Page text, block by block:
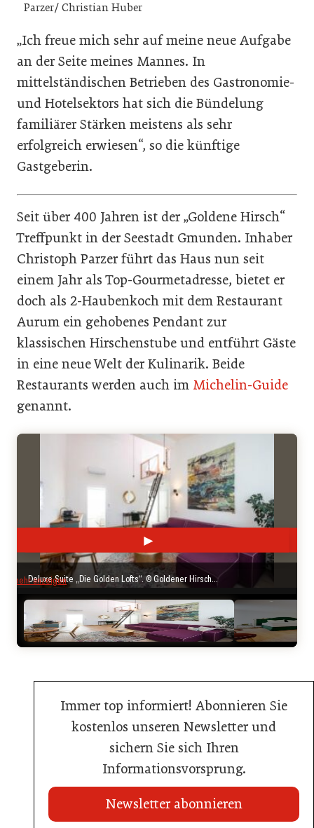
Parzer/ Christian Huber
„Ich freue mich sehr auf meine neue Aufgabe
an der Seite meines Mannes. In
mittelständischen Betrieben des Gastronomie-
und Hotelsektors hat sich die Bündelung
familiärer Stärken meistens als sehr
erfolgreich erwiesen“, so die künftige
Gastgeberin.
Seit über 400 Jahren ist der „Goldene Hirsch“
Treffpunkt in der Seestadt Gmunden. Inhaber
Christoph Parzer führt das Haus nun seit
einem Jahr als Top-Gourmetadresse, bietet er
doch als 2-Haubenkoch mit dem Restaurant
Aurum ein gehobenes Pendant zur
klassischen Hirschenstube und entführt Gäste
in eine neue Welt der Kulinarik. Beide
Restaurants werden auch im Michelin-Guide
genannt.
Deluxe Suite „Die Golden Lofts“. © Goldener Hirschen Parzer / Christian Huber
mehr anzeigen
►
Immer top informiert! Abonnieren Sie
kostenlos unseren Newsletter und
sichern Sie sich Ihren
Informationsvorsprung.
Newsletter abonnieren